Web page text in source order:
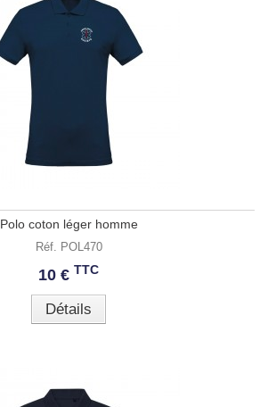
Polo coton léger homme
Réf. POL470
10 € TTC
Détails